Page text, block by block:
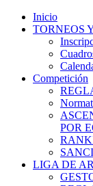
Inicio
TORNEOS
Competición
POR
LIGA DE